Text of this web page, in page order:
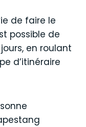
de faire le
possible de
en roulant
d’itinéraire